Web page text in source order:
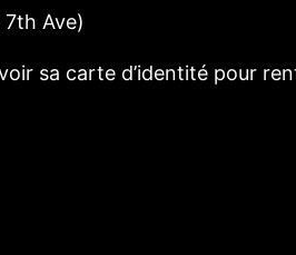
Ave)
sa carte d’identité pour